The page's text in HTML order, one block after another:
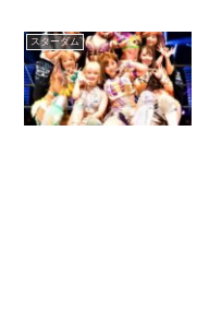
スターダム